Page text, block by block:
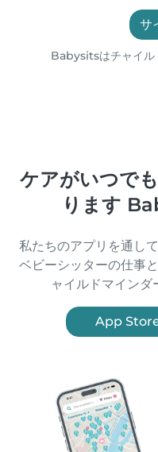
サ
Babysitsはチャイル
ケアがいつで
ります
私たちのアプリを通し
ベビーシッターの仕事
ャイルドマインダ
App